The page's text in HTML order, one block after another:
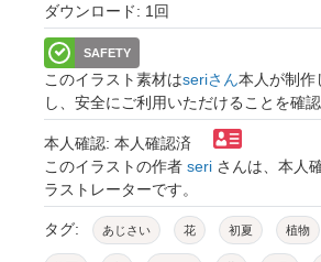
ダウンロード: 1回
SAFETY
このイラスト素材はseriさん本人が制作
し、安全にご利用いただけることを確認
本人確認: 本人確認済
このイラストの作者 seri さんは、本人
ラストレーターです。
タグ: あじさい 花 初夏 植物